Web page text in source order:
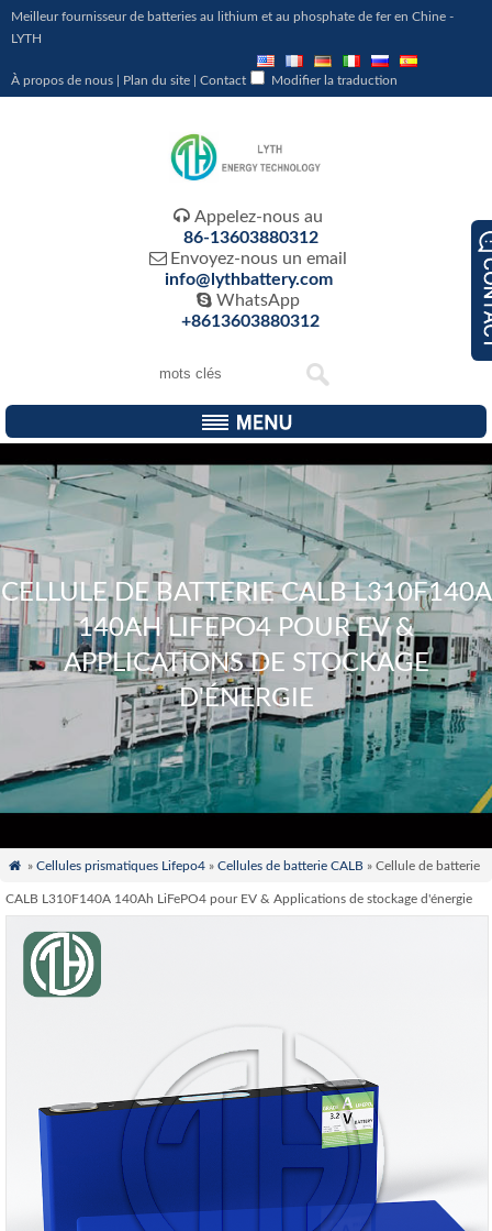
Meilleur fournisseur de batteries au lithium et au phosphate de fer en Chine -
LYTH
À propos de nous Plan du site Contact Modifier la traduction
 Appelez-nous au
86-13603880312
 Envoyez-nous un email
info@lythbattery.com
 WhatsApp
+8613603880312
CELLULE DE BATTERIE CALB L310F140A
140AH LIFEPO4 POUR EV &
APPLICATIONS DE STOCKAGE
D'ÉNERGIE
 » Cellules prismatiques Lifepo4» Cellules de batterie CALB» Cellule de batterie
CALB L310F140A 140Ah LiFePO4 pour EV & Applications de stockage d'énergie